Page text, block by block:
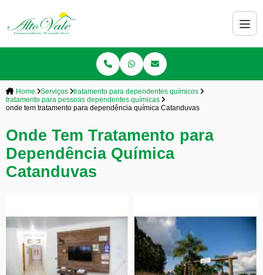
Home Serviços
tratamento para dependentes químicos
tratamento para pessoas dependentes químicas
onde tem tratamento para dependência química Catanduvas
Onde Tem Tratamento para
Dependência Química
Catanduvas